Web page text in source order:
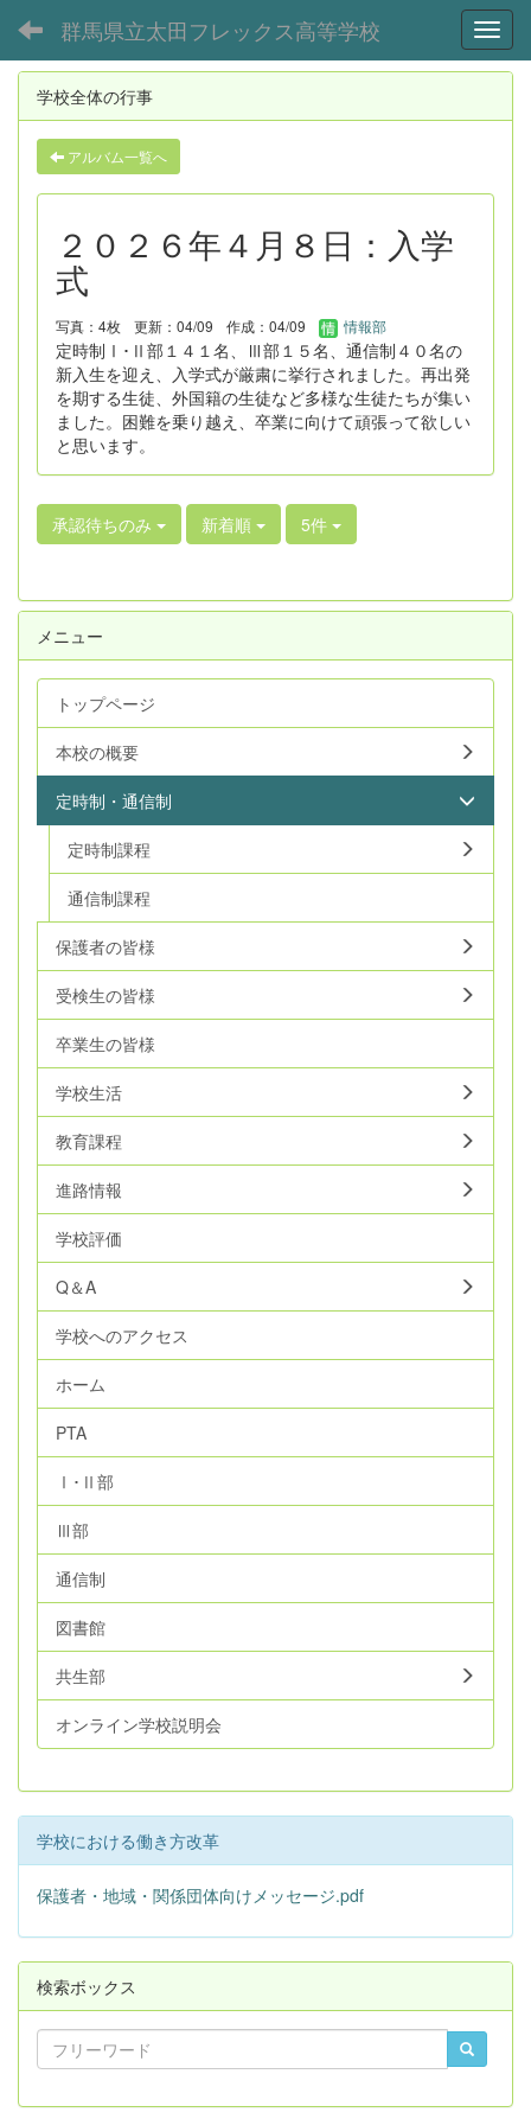
群馬県立太田フレックス高等学校
学校全体の行事
アルバム一覧へ
２０２６年４月８日：入学
式
写真：4枚 更新：04/09 作成：04/09 情報部
定時制Ⅰ･Ⅱ部１４１名、Ⅲ部１５名、通信制４０名の
新入生を迎え、入学式が厳粛に挙行されました。再出発
を期する生徒、外国籍の生徒など多様な生徒たちが集い
ました。困難を乗り越え、卒業に向けて頑張って欲しい
と思います。
承認待ちのみ 新着順 5件
メニュー
トップページ
本校の概要
定時制・通信制
定時制課程
通信制課程
保護者の皆様
受検生の皆様
卒業生の皆様
学校生活
教育課程
進路情報
学校評価
Q＆A
学校へのアクセス
ホーム
PTA
Ⅰ･Ⅱ部
Ⅲ部
通信制
図書館
共生部
オンライン学校説明会
学校における働き方改革
保護者・地域・関係団体向けメッセージ.pdf
検索ボックス